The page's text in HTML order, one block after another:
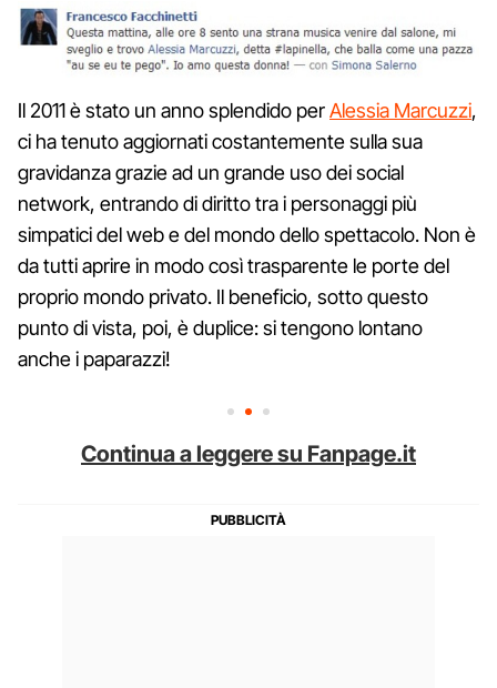
Il 2011 è stato un anno splendido perAlessia Marcuzzi,
ci ha tenuto aggiornati costantemente sulla sua
gravidanza grazie ad un grande uso dei social
network, entrando di diritto tra i personaggi più
simpatici del web e del mondo dello spettacolo. Non è
da tutti aprire in modo così trasparente le porte del
proprio mondo privato. Il beneficio, sotto questo
punto di vista, poi, è duplice: si tengono lontano
anche i paparazzi!
Continua a leggere su Fanpage.it